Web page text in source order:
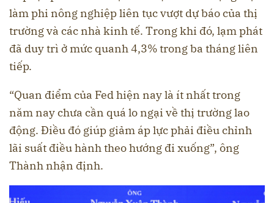
làm phi nông nghiệp liên tục vượt dự báo của thị
trường và các nhà kinh tế. Trong khi đó, lạm phát
đã duy trì ở mức quanh 4,3% trong ba tháng liên
tiếp.
“Quan điểm của Fed hiện nay là ít nhất trong
năm nay chưa cần quá lo ngại về thị trường lao
động. Điều đó giúp giảm áp lực phải điều chỉnh
lãi suất điều hành theo hướng đi xuống”, ông
Thành nhận định.